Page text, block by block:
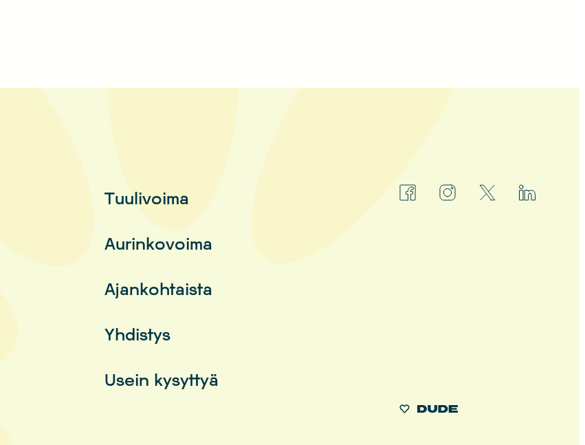
Tuulivoima
Aurinkovoima
Ajankohtaista
Yhdistys
Usein kysyttyä
facebookinstagram linkedin